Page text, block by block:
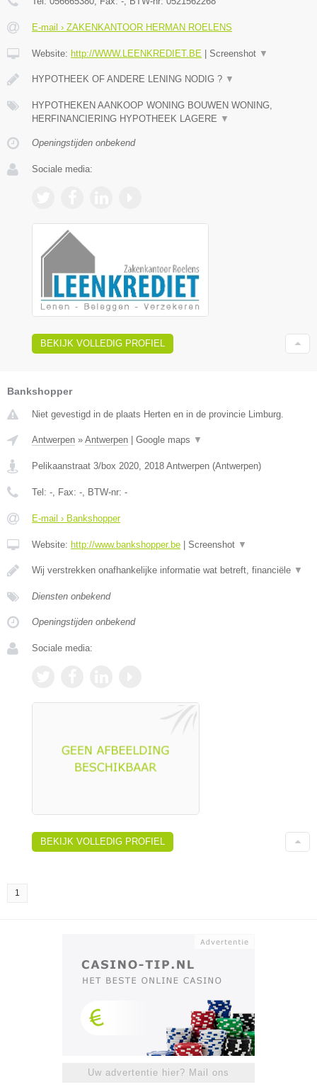
E-mail › ZAKENKANTOOR HERMAN ROELENS
Website: http://WWW.LEENKREDIET.BE Screenshot ▼
HYPOTHEEK OF ANDERE LENING NODIG ? ▼
HYPOTHEKEN AANKOOP WONING BOUWEN WONING,
HERFINANCIERING HYPOTHEEK LAGERE ▼
Openingstijden onbekend
Sociale media:
BEKIJK VOLLEDIG PROFIEL
Bankshopper
Niet gevestigd in de plaats Herten en in de provincie Limburg.
Antwerpen » Antwerpen Google maps ▼
Pelikaanstraat 3/box 2020 2018 Antwerpen (Antwerpen)
Tel: - , Fax: - , BTW-nr: -
E-mail › Bankshopper
Website: http://www.bankshopper.be Screenshot ▼
Wij verstrekken onafhankelijke informatie wat betreft, financiële ▼
Diensten onbekend
Openingstijden onbekend
Sociale media:
BEKIJK VOLLEDIG PROFIEL
1
Uw advertentie hier? Mail ons